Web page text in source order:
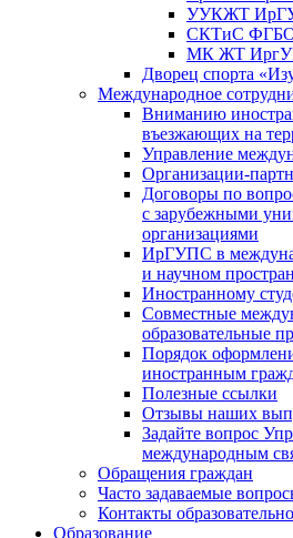
УУКЖТ
СКТиС
МК ЖТ
Дворец спорта
Международное
Вниманию
въезжающих на
Управление
Организации-
Договоры по
с зарубежными
организациями
ИрГУПС в
и научном
Иностранному
Совместные
образовательные
Порядок
иностранным
Полезные ссылки
Отзывы наших
Задайте вопрос
международным
Обращения граждан
Часто задаваемые
Контакты
Образование